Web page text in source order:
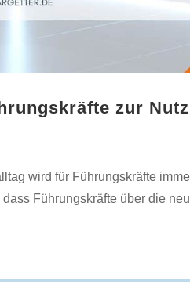
zur
wird für Führungskräfte
Führungskräfte über die